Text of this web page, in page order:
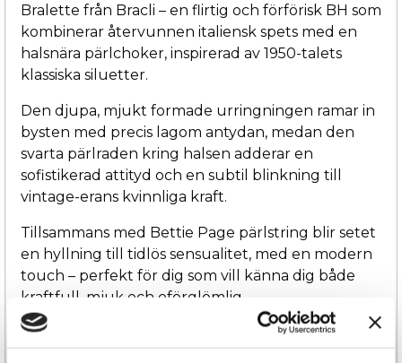
Bralette från Bracli – en flirtig och förförisk BH som
kombinerar återvunnen italiensk spets med en
halsnära pärlchoker, inspirerad av 1950-talets
klassiska siluetter.
Den djupa, mjukt formade urringningen ramar in
bysten med precis lagom antydan, medan den
svarta pärlraden kring halsen adderar en
sofistikerad attityd och en subtil blinkning till
vintage-erans kvinnliga kraft.
Tillsammans med Bettie Page pärlstring blir setet
en hyllning till tidlös sensualitet, med en modern
touch – perfekt för dig som vill känna dig både
kraftfull, mjuk och oförglömlig.